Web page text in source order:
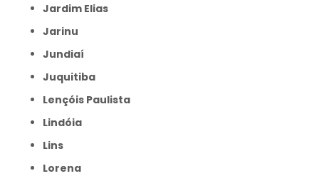
Jardim Elias
Jarinu
Jundiaí
Juquitiba
Lençóis Paulista
Lindóia
Lins
Lorena